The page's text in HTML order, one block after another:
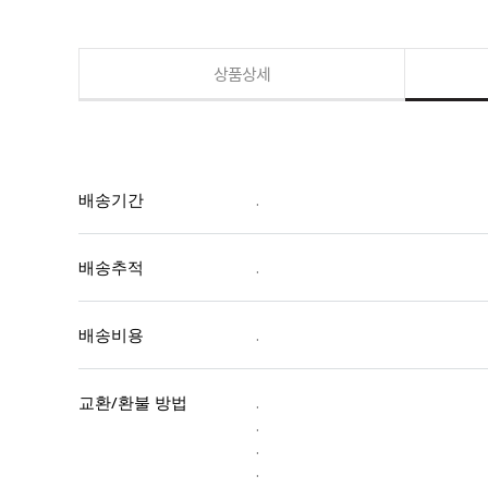
상품상세
배송기간 .
배송추적 .
배송비용 .
교환/환불 방법
.
.
.
.